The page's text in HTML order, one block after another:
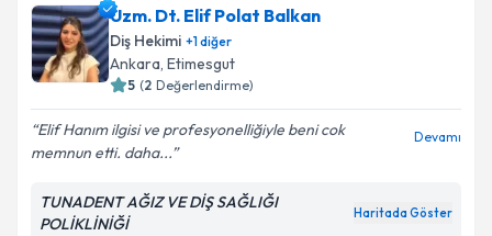
Uzm. Dt. Elif Tekpınar Çiftçiiçin randevu takvimi
talebi oluşturun. Size bu uzmandan randevu almanız
için bir takvim hazırlandığında e-posta ile
bilgilendireceğiz.
E-posta Adresiniz
Kişisel verilerimin işlenmesine ilişkin
Uzm. Dt. Elif Polat Balkan
Diş Hekimi +1diğer
Ankara, Etimesgut
5 (2 Değerlendirme)
Elif Hanım ilgisi ve profesyonelliğiyle beni cok
memnun etti. daha...
Devamı
TUNADENT AĞIZ VE DİŞ SAĞLIĞI
POLİKLİNİĞİ
Haritada Göster